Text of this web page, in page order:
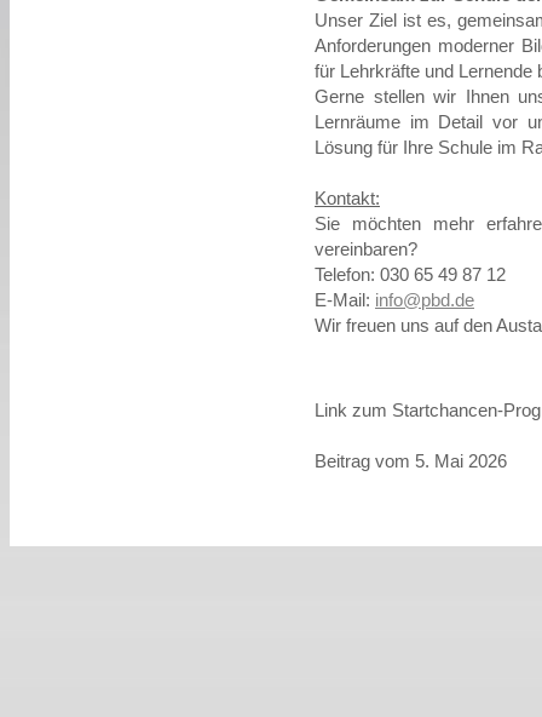
Unser Ziel ist es,
Anforderungen moderner
für Lehrkräfte und Lernende
Gerne stellen wir Ihnen
Lernräume im Detail vor
Lösung für Ihre Schule im
Kontakt:
Sie möchten mehr
vereinbaren?
Telefon: 030 65 49 87 12
E-Mail: info@pbd.de
Wir freuen uns auf den
Link zum Startchancen-
Beitrag vom 5. Mai 2026